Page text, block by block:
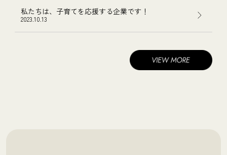
私たちは、子育てを応援する企業です！
2023.10.13